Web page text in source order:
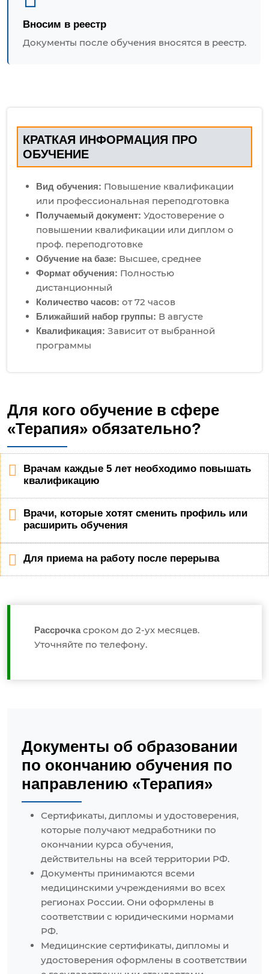
Вносим в реестр
Документы после обучения вносятся в реестр.
КРАТКАЯ ИНФОРМАЦИЯ ПРО
ОБУЧЕНИЕ
Вид обучения: Повышение квалификации
или профессиональная переподготовка
Получаемый документ: Удостоверение о
повышении квалификации или диплом о
проф. переподготовке
Обучение на базе: Высшее, среднее
Формат обучения: Полностью
дистанционный
Количество часов: от 72 часов
Ближайший набор группы: В августе
Квалификация: Зависит от выбранной
программы
Для кого обучение в сфере
«Терапия» обязательно?
Врачам каждые 5 лет необходимо повышать
квалификацию
Врачи, которые хотят сменить профиль или
расширить обучения
Для приема на работу после перерыва
Рассрочка сроком до 2-ух месяцев.
Уточняйте по телефону.
Документы об образовании
по окончанию обучения по
направлению «Терапия»
Сертификаты, дипломы и удостоверения,
которые получают медработники по
окончании курса обучения,
действительны на всей территории РФ.
Документы принимаются всеми
медицинскими учреждениями во всех
регионах России. Они оформлены в
соответствии с юридическими нормами
РФ.
Медицинские сертификаты, дипломы и
удостоверения оформлены в соответствии